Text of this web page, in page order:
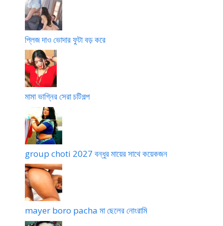
প্লিজ দাও ভোদার ফুটা বড় করে
মামা ভাগ্নির সেরা চটিগল্প
group choti 2027 বন্ধুর মায়ের সাথে কয়েকজন
mayer boro pacha মা ছেলের নোংরামি